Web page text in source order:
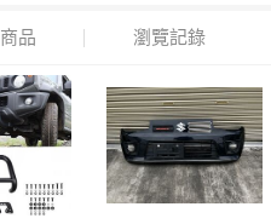
品 瀏覽記錄